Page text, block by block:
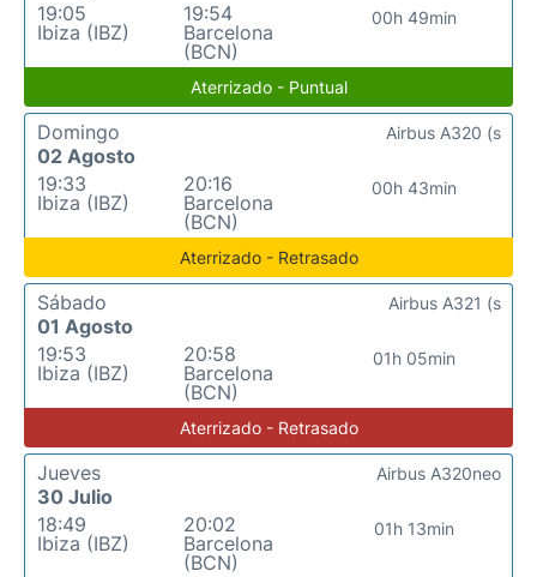
19:05
Ibiza (IBZ)
19:54
Barcelona
(BCN)
00h 49min
Aterrizado - Puntual
Domingo
02 Agosto
19:33
Ibiza (IBZ)
20:16
Barcelona
(BCN)
00h 43min
Airbus A320 (s
Aterrizado - Retrasado
Sábado
01 Agosto
19:53
Ibiza (IBZ)
20:58
Barcelona
(BCN)
01h 05min
Airbus A321 (s
Aterrizado - Retrasado
Jueves
30 Julio
18:49
Ibiza (IBZ)
20:02
Barcelona
(BCN)
01h 13min
Airbus A320neo